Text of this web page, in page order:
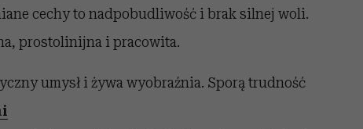
cechy to nadpobudliwość i brak silnej woli.
prostolinijna i pracowita.
umysł i żywa wyobraźnia. Sporą trudność